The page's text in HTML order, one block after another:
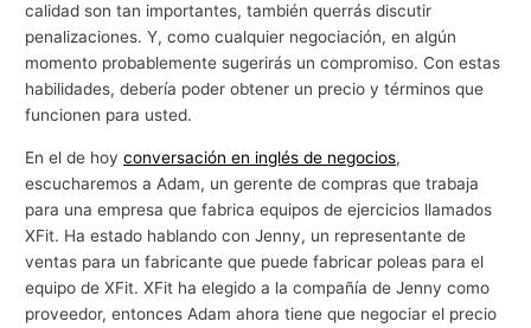
calidad son tan importantes, también querrás discutir
penalizaciones. Y, como cualquier negociación, en algún
momento probablemente sugerirás un compromiso. Con estas
habilidades, debería poder obtener un precio y términos que
funcionen para usted.
En el de hoyconversación en inglés de negocios,
escucharemos a Adam, un gerente de compras que trabaja
para una empresa que fabrica equipos de ejercicios llamados
XFit. Ha estado hablando con Jenny, un representante de
ventas para un fabricante que puede fabricar poleas para el
equipo de XFit. XFit ha elegido a la compañía de Jenny como
proveedor, entonces Adam ahora tiene que negociar el precio